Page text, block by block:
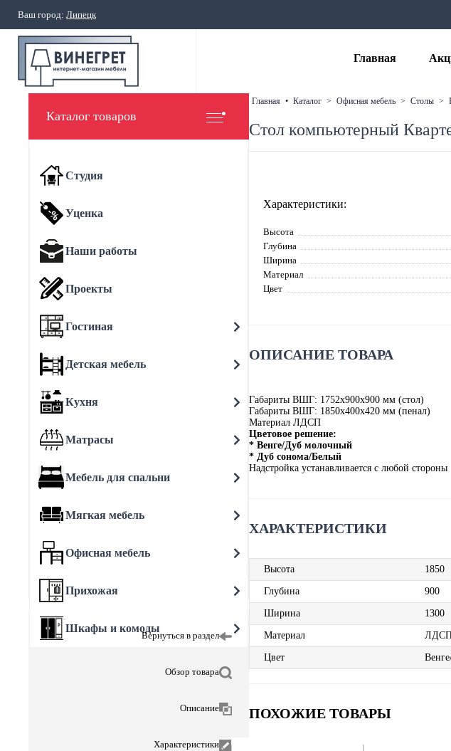
Ваш город: Липецк
Главная
Каталог товаров
Студия
Уценка
Наши работы
Проекты
Гостиная
Детская мебель
Кухня
Матрасы
Мебель для спальни
Мягкая мебель
Офисная мебель
Прихожая
Шкафы и комоды
Вернуться в раздел
Обзор товара
Описание
Характеристики
главная • каталог > офисная мебель > столы >
Стол компьютерный
Характеристики:
Высота
Глубина
Ширина
Материал
Цвет
ОПИСАНИЕ ТОВАРА
Габариты ВШГ: 1752х900х900 мм (стол)
Габариты ВШГ: 1850х400х420 мм (пенал)
Материал ЛДСП
Цветовое решение:
* Венге/Дуб молочный
* Дуб сонома/Белый
Надстройка устанавливается с любой стороны
ХАРАКТЕРИСТИКИ
Высота 1850
Глубина 900
Ширина 1300
Материал
Цвет
ПОХОЖИЕ ТОВАРЫ